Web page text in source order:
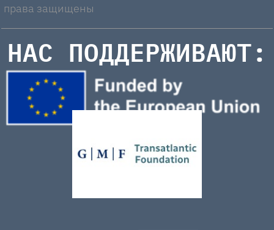
права защищены
НАС ПОДДЕРЖИВАЮТ: